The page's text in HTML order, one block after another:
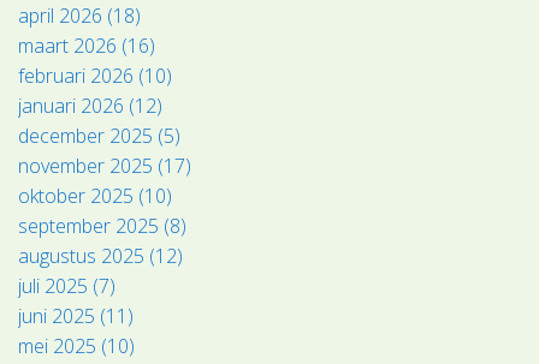
april 2026 (18)
maart 2026 (16)
februari 2026 (10)
januari 2026 (12)
december 2025 (5)
november 2025 (17)
oktober 2025 (10)
september 2025 (8)
augustus 2025 (12)
juli 2025 (7)
juni 2025 (11)
mei 2025 (10)